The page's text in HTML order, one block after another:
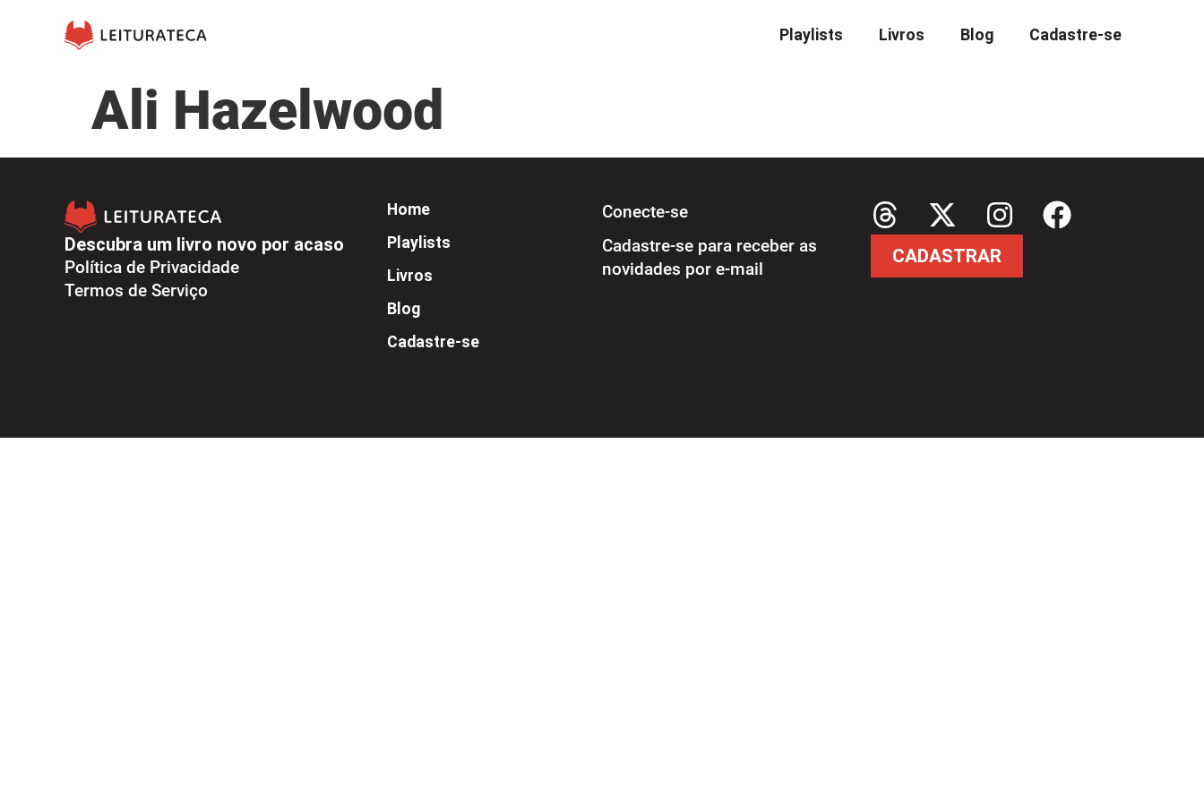
Playlists Livros Blog Cadastre-se
Ali Hazelwood
Descubra um livro novo por acaso
Política de Privacidade
Termos de Serviço
Home
Playlists
Livros
Blog
Cadastre-se
Conecte-se
Cadastre-se para receber as
novidades por e-mail
CADASTRAR